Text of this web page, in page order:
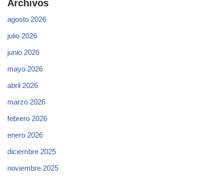
Archivos
agosto 2026
julio 2026
junio 2026
mayo 2026
abril 2026
marzo 2026
febrero 2026
enero 2026
diciembre 2025
noviembre 2025